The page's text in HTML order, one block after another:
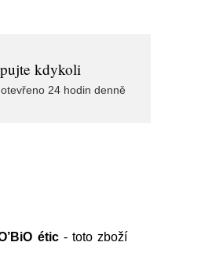
kdykoli
24 hodin denně
étic- toto zboží